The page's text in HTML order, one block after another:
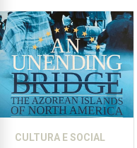
CULTURA E SOCIAL